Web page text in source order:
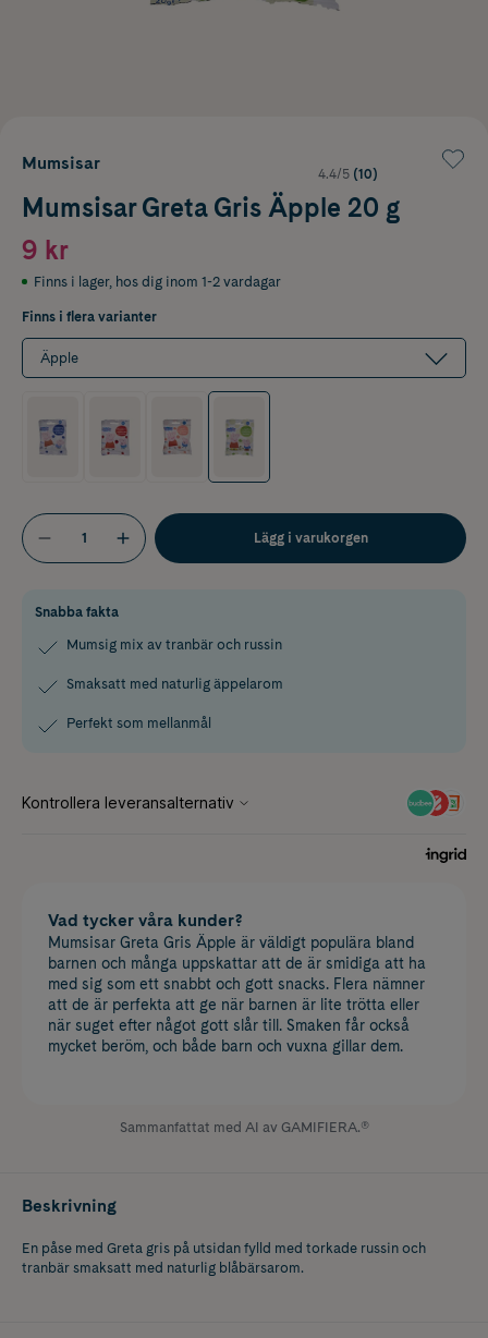
Mumsisar
4.4/5 (10)
Mumsisar Greta Gris Äpple 20 g
9 kr
Finns i lager, hos dig inom 1-2 vardagar
Finns i flera varianter
Äpple
Lägg i varukorgen
Snabba fakta
Mumsig mix av tranbär och russin
Smaksatt med naturlig äppelarom
Perfekt som mellanmål
Vad tycker våra kunder?
Mumsisar Greta Gris Äpple är väldigt populära bland
barnen och många uppskattar att de är smidiga att ha
med sig som ett snabbt och gott snacks. Flera nämner
att de är perfekta att ge när barnen är lite trötta eller
när suget efter något gott slår till. Smaken får också
mycket beröm, och både barn och vuxna gillar dem.
Sammanfattat med AI av GAMIFIERA.®
Beskrivning
En påse med Greta gris på utsidan fylld med torkade russin och
tranbär smaksatt med naturlig blåbärsarom.